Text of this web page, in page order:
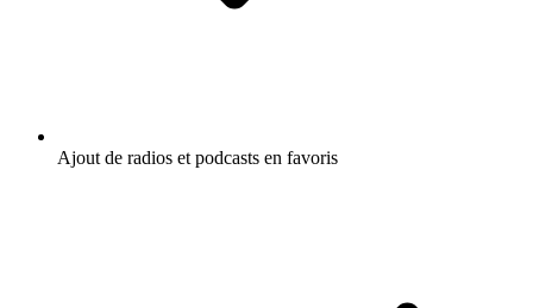
Ajout de radios et podcasts en favoris